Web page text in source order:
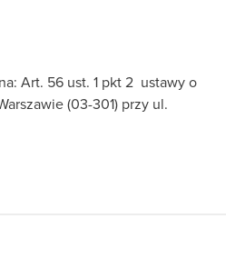
Art. 56 ust. 1 pkt 2 ustawy o
(03-301) przy ul.